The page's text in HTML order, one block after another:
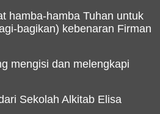
hamba-hamba Tuhan untuk
bagikan) kebenaran Firman
mengisi dan melengkapi
Sekolah Alkitab Elisa